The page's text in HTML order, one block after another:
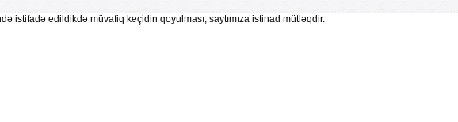
istifadə edildikdə müvafiq keçidin qoyulması, saytımıza istinad mütləqdir.